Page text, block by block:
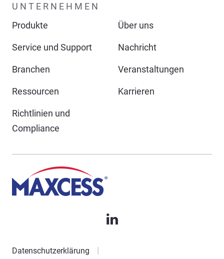
UNTERNEHMEN
Produkte
Über uns
Service und Support Nachricht
Branchen Veranstaltungen
Ressourcen Karrieren
Richtlinien und
Compliance
Datenschutzerklärung